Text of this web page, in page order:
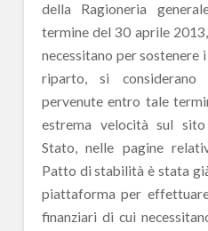
della Ragioneria
termine del 30 aprile
necessitano per sostenere
riparto, si considerano
pervenute entro tale
estrema velocità sul
Stato, nelle pagine
Patto di stabilità è stata
piattaforma per
finanziari di cui